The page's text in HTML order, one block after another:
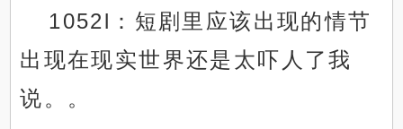
1052l：短剧里应该出现的情节
出现在现实世界还是太吓人了我
说。。